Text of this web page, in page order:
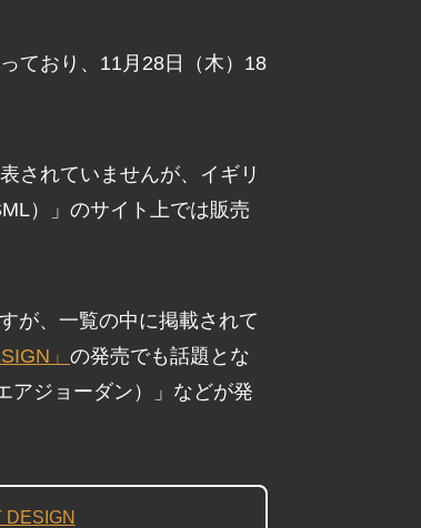
ており、11月28日（木）18
されていませんが、イギリ
）」のサイト上では販売
が、一覧の中に掲載されて
」 の発売でも話題とな
アジョーダン）」などが発
DESIGN